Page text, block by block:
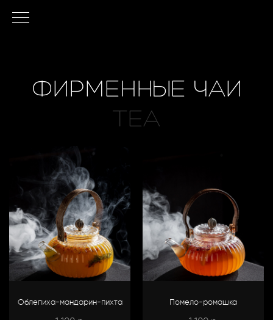
ФИРМЕННЫЕ ЧАИ
TEA
Облепиха-мандарин-пихта Помело-ромашка